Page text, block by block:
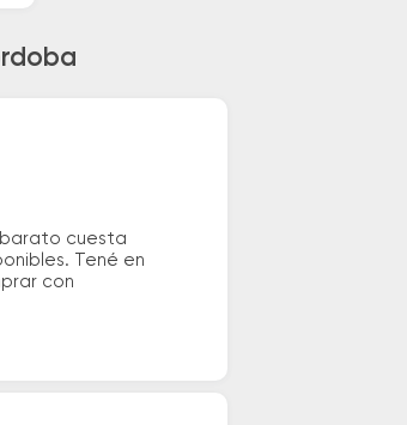
barato cuesta
Tené en
con